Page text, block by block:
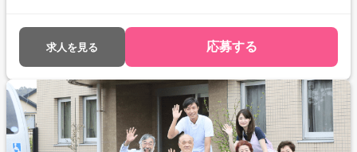
求人を見る 応募する